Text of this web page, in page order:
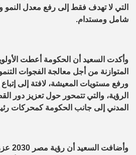
التي لا تهدف فقط إلى رفع معدل النمو
شامل ومستدام.
وأكدت السعيد أن الحكومة أعطت الأولوية
المتوازنة من أجل معالجة الفجوات
ورفع مستويات المعيشة، لافتة إلى
الرؤية، والتي تتمحور حول تعزيز دور
المدني إلى جانب الحكومة كمحركات